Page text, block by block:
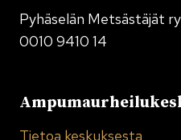
Pyhäselän Metsästäjät
0010 9410 14
Tietoa keskuksesta